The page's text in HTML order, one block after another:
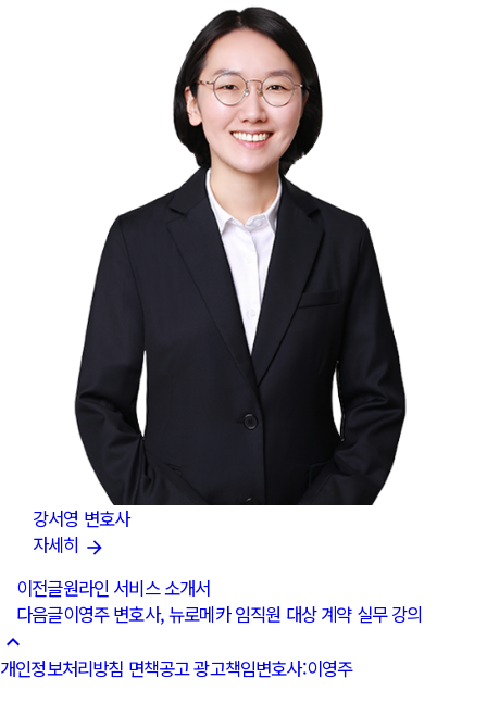
강서영 변호사
자세히
이전글원라인 서비스 소개서
다음글이영주 변호사, 뉴로메카 임직원 대상 계약 실무 강의
keyboard_arrow_up
개인정보처리방침 면책공고광고책임변호사:이영주